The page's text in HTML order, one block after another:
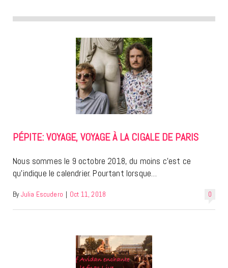
PÉPITE: VOYAGE, VOYAGE À LA CIGALE DE PARIS
Nous sommes le 9 octobre 2018, du moins c’est ce
qu’indique le calendrier. Pourtant lorsque…
0
By Julia Escudero | Oct 11, 2018